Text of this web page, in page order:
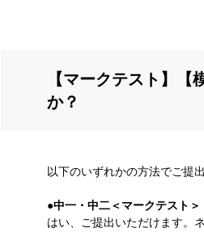
【マークテスト】
か？
以下のいずれかの方法でご提
●中一・中二＜マークテスト＞
はい、ご提出いただけます。